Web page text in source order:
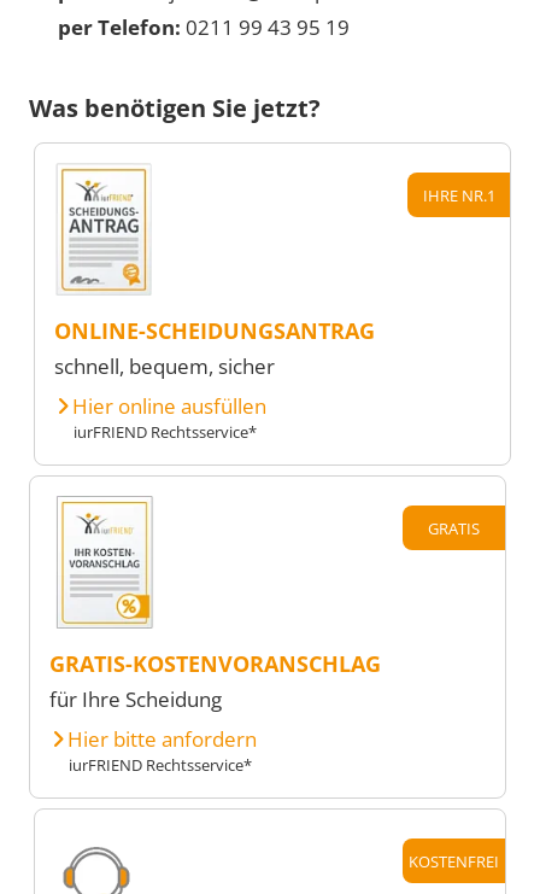
per Telefon: 0211 99 43 95 19
Was benötigen Sie jetzt?
IHRE NR.1
ONLINE-SCHEIDUNGSANTRAG
schnell, bequem, sicher
Hier online ausfüllen
iurFRIEND Rechtsservice*
GRATIS
GRATIS-KOSTENVORANSCHLAG
für Ihre Scheidung
Hier bitte anfordern
iurFRIEND Rechtsservice*
KOSTENFREI